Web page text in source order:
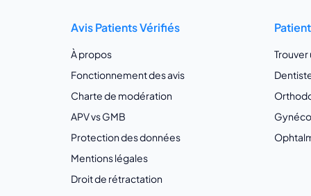
Avis Patients Vérifiés
À propos
Fonctionnement des avis
Charte de modération
APV vs GMB
Protection des données
Mentions légales
Droit de rétractation